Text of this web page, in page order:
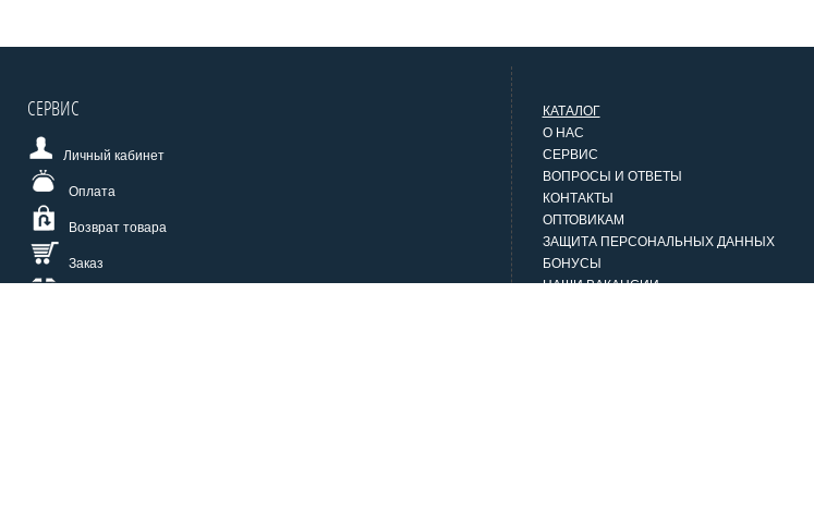
СЕРВИС
Личный кабинет
Оплата
Возврат товара
Заказ
КАТАЛОГ
О НАС
СЕРВИС
ВОПРОСЫ И ОТВЕТЫ
КОНТАКТЫ
ОПТОВИКАМ
ЗАЩИТА ПЕРСОНАЛЬНЫХ ДАННЫХ
БОНУСЫ
НАШИ ВАКАНСИИ